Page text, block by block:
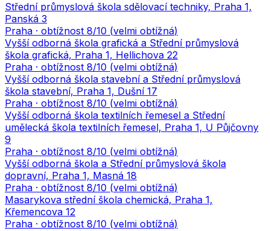
Střední průmyslová škola sdělovací techniky, Praha 1,
Panská 3
Praha · obtížnost 8/10 (velmi obtížná)
Vyšší odborná škola grafická a Střední průmyslová
škola grafická, Praha 1, Hellichova 22
Praha · obtížnost 8/10 (velmi obtížná)
Vyšší odborná škola stavební a Střední průmyslová
škola stavební, Praha 1, Dušní 17
Praha · obtížnost 8/10 (velmi obtížná)
Vyšší odborná škola textilních řemesel a Střední
umělecká škola textilních řemesel, Praha 1, U Půjčovny
9
Praha · obtížnost 8/10 (velmi obtížná)
Vyšší odborná škola a Střední průmyslová škola
dopravní, Praha 1, Masná 18
Praha · obtížnost 8/10 (velmi obtížná)
Masarykova střední škola chemická, Praha 1,
Křemencova 12
Praha · obtížnost 8/10 (velmi obtížná)